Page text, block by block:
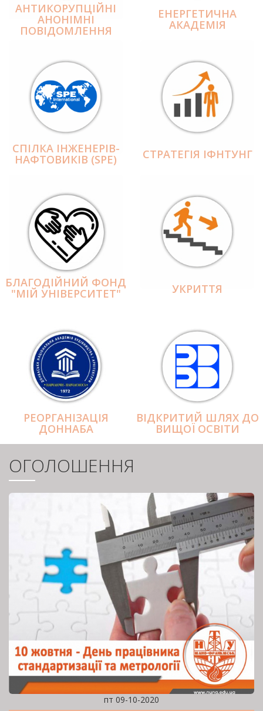
АНТИКОРУПЦІЙНІ
АНОНІМНІ
ПОВІДОМЛЕННЯ
ЕНЕРГЕТИЧНА
АКАДЕМІЯ
СПІЛКА ІНЖЕНЕРІВ-
НАФТОВИКІВ (SPE) СТРАТЕГІЯ ІФНТУНГ
БЛАГОДІЙНИЙ ФОНД
"МІЙ УНІВЕРСИТЕТ" УКРИТТЯ
РЕОРГАНІЗАЦІЯ
ДОННАБА
ВІДКРИТИЙ ШЛЯХ ДО
ВИЩОЇ ОСВІТИ
ОГОЛОШЕННЯ
пт 09-10-2020